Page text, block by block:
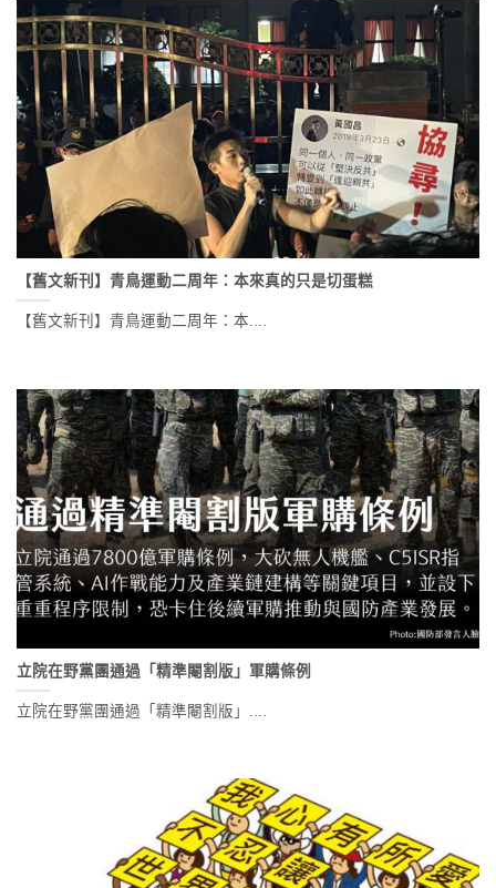
【舊文新刊】青鳥運動二周年：本來真的只是切蛋糕
【舊文新刊】青鳥運動二周年：本....
立院在野黨團通過「精準閹割版」軍購條例
立院在野黨團通過「精準閹割版」....